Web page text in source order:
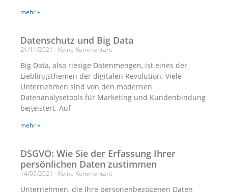
mehr »
Datenschutz und Big Data
21/11/2021 Keine Kommentare
Big Data, also riesige Datenmengen, ist eines der
Lieblingsthemen der digitalen Revolution. Viele
Unternehmen sind von den modernen
Datenanalysetools für Marketing und Kundenbindung
begeistert. Auf
mehr »
DSGVO: Wie Sie der Erfassung Ihrer
persönlichen Daten zustimmen
14/05/2021 Keine Kommentare
Unternehmen, die Ihre personenbezogenen Daten